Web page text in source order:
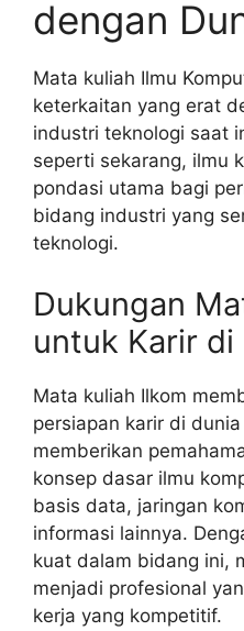
dengan
Mata kuliah Ilmu
keterkaitan yang erat
industri teknologi saat
seperti sekarang, ilmu
pondasi utama bagi
bidang industri yang
teknologi.
Dukungan
untuk Karir di
Mata kuliah Ilkom
persiapan karir di
memberikan
konsep dasar ilmu
basis data, jaringan
informasi lainnya.
kuat dalam bidang ini,
menjadi profesional
kerja yang kompetitif.